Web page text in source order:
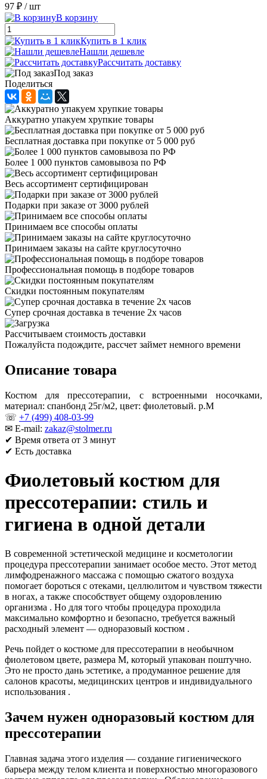
97 ₽ / шт
В корзину
Купить в 1 клик
Нашли дешевле
Рассчитать доставку
Под заказ
Поделиться
Аккуратно упакуем хрупкие товары
Бесплатная доставка при покупке от 5 000 руб
Более 1 000 пунктов самовывоза по РФ
Весь ассортимент сертифицирован
Подарки при заказе от 3000 рублей
Принимаем все способы оплаты
Принимаем заказы на сайте круглосуточно
Профессиональная помощь в подборе товаров
Скидки постоянным покупателям
Супер срочная доставка в течение 2х часов
Рассчитываем стоимость доставки
Пожалуйста подождите, рассчет займет немного времени
Описание товара
Костюм для прессотерапии, с встроенными носочками,
материал: спанбонд 25г/м2, цвет: фиолетовый. р.М
☏ +7 (499) 408-03-99
✉ E-mail: zakaz@stolmer.ru
✔ Время ответа от 3 минут
✔ Есть доставка
Фиолетовый костюм для
прессотерапии: стиль и
гигиена в одной детали
В современной эстетической медицине и косметологии
процедура прессотерапии занимает особое место. Этот метод
лимфодренажного массажа с помощью сжатого воздуха
помогает бороться с отеками, целлюлитом и чувством тяжести
в ногах, а также способствует общему оздоровлению
организма . Но для того чтобы процедура проходила
максимально комфортно и безопасно, требуется важный
расходный элемент — одноразовый костюм .
Речь пойдет о костюме для прессотерапии в необычном
фиолетовом цвете, размера М, который упакован поштучно.
Это не просто дань эстетике, а продуманное решение для
салонов красоты, медицинских центров и индивидуального
использования .
Зачем нужен одноразовый костюм для
прессотерапии
Главная задача этого изделия — создание гигиенического
барьера между телом клиента и поверхностью многоразового